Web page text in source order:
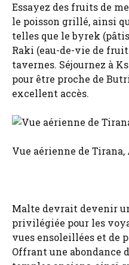
Essayez des fruits de
le poisson grillé, ainsi
telles que le byrek
Raki (eau-de-vie de
tavernes. Séjournez à
pour être proche de
excellent accès.
Vue aérienne de Tirana,
Malte devrait devenir
privilégiée pour les
vues ensoleillées et de
Offrant une abondance